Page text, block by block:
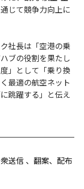
じて競争力向上に
社長は「空港の乗
ブの役割を果たし
」として「乗り換
最適の航空ネット
跳躍する」と伝え
送信 、翻案、配布